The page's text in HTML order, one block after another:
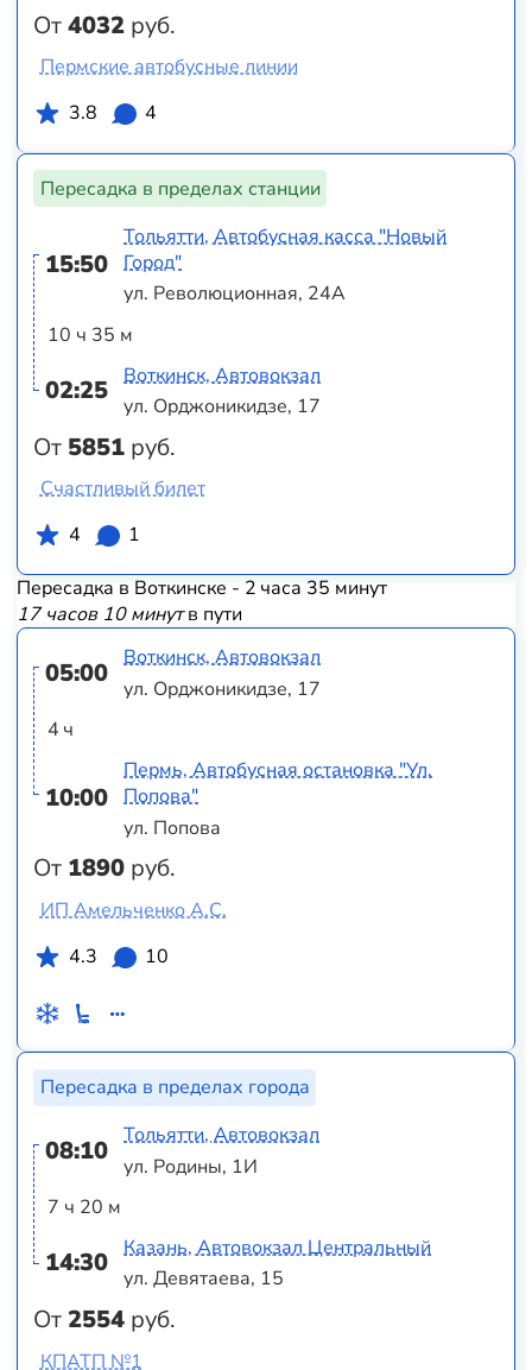
От4032 руб.
Пермские автобусные линии
3.8
4
Пересадка в пределах станции
15:50
10 ч 35 м
02:25
От 5851 руб.
Тольятти, Автобусная касса "Новый
Город"
ул. Революционная, 24А
Воткинск, Автовокзал
ул. Орджоникидзе, 17
Счастливый билет
4
1
Пересадка в Воткинске - 2 часа 35 минут
17 часов 10 минутв пути
05:00
4 ч
10:00
От 1890 руб.
Воткинск, Автовокзал
ул. Орджоникидзе, 17
Пермь, Автобусная остановка "Ул.
Попова"
ул. Попова
ИП Амельченко А.С.
4.3
10
Пересадка в пределах города
08:10
7 ч 20 м
14:30
От2554 руб.
Тольятти, Автовокзал
ул. Родины, 1И
Казань, Автовокзал Центральный
ул. Девятаева, 15
КПАТП №1